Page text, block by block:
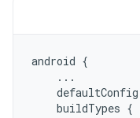
android {
...
defaultConfig
buildTypes {